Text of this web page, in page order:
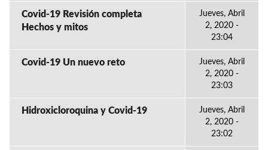
Covid-19 Revisión completa
Hechos y mitos
Jueves, Abril
2, 2020 -
23:04
Covid-19 Un nuevo reto
Jueves, Abril
2, 2020 -
23:03
Hidroxicloroquina y Covid-19
Jueves, Abril
2, 2020 -
23:02